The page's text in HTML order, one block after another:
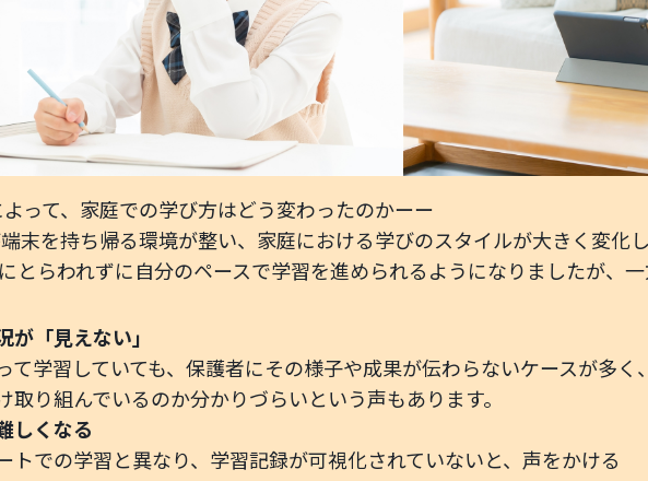
って、家庭での学び方はどう変わったのかーー
末を持ち帰る環境が整い、家庭における学びのスタイルが大きく変化
とらわれずに自分のペースで学習を進められるようになりましたが、
が「見えない」
て学習していても、保護者にその様子や成果が伝わらないケースが多く
取り組んでいるのか分かりづらいという声もあります。
しくなる
トでの学習と異なり、学習記録が可視化されていないと、声をかける